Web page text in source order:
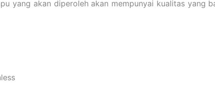
yang akan diperoleh akan mempunyai kualitas yang